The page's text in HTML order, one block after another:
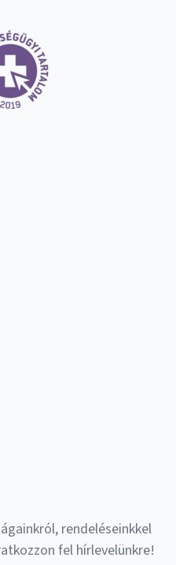
rendeléseinkkel
fel hírlevelünkre!